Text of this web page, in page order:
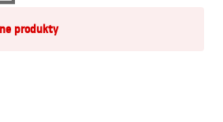
produkty